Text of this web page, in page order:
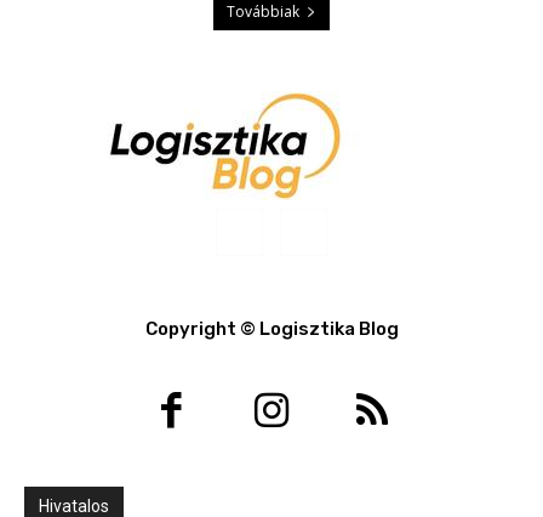
Továbbiak
Copyright © Logisztika Blog
Hivatalos